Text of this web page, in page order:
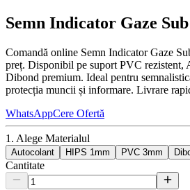
Semn Indicator Gaze
Comandă online Semn Indicator Gaze
preț. Disponibil pe suport PVC rezistent,
Dibond premium. Ideal pentru
protecția muncii și informare. Livrare
WhatsAppCere Ofertă
1. Alege Materialul
Autocolant HIPS 1mm PVC 3mm
Cantitate